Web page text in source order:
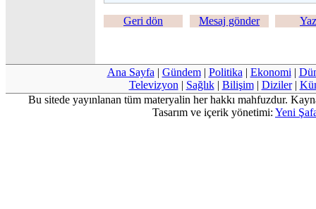
Geri dön Mesaj gönder
Ana Sayfa | Gündem| Politika | Ekonomi |
Televizyon | Sağlık| Bilişim| Diziler|
Bu sitede yayınlanan tüm materyalin her hakkı mahfuzdur.
Tasarım ve içerik yönetimi: Yeni